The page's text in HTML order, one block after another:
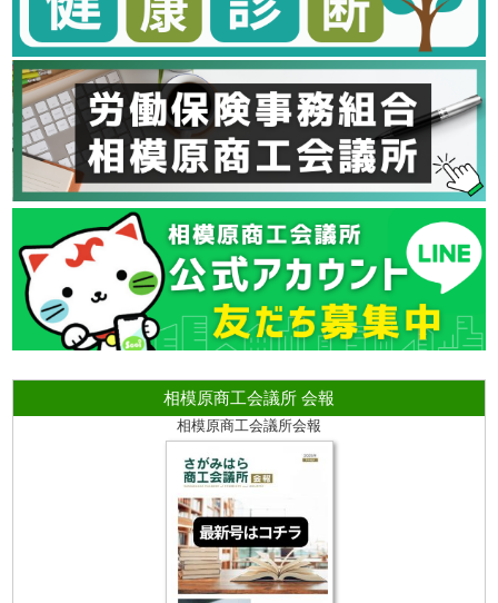
相模原商工会議所 会報
相模原商工会議所会報